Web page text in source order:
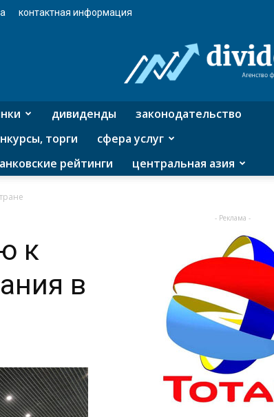
контактная информация
агентство
финансовых
дивиденды
законодательство
торги
сфера услуг
рейтинги центральная азия
к
в
- Реклама -